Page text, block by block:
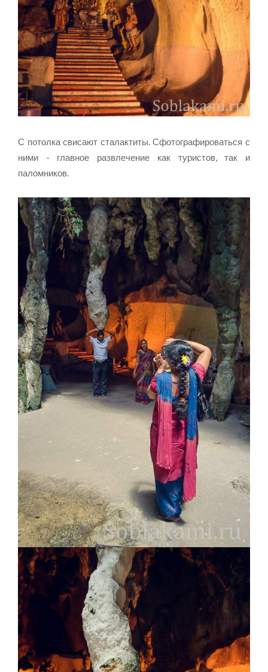
С потолка свисают сталактиты. Сфотографироваться с
ними - главное развлечение как туристов, так и
паломников.